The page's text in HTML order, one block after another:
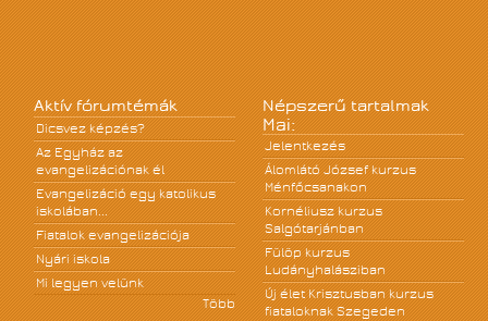
Aktív fórumtémák
Dicsvez képzés?
Az Egyház az
evangelizációnak él
Evangelizáció egy katolikus
iskolában...
Fiatalok evangelizációja
Nyári iskola
Mi legyen velünk
Több
Népszerű tartalmak
Mai:
Jelentkezés
Álomlátó József kurzus
Ménfőcsanakon
Kornéliusz kurzus
Salgótarjánban
Fülöp kurzus
Ludányhalásziban
Új élet Krisztusban kurzus
fiataloknak Szegeden